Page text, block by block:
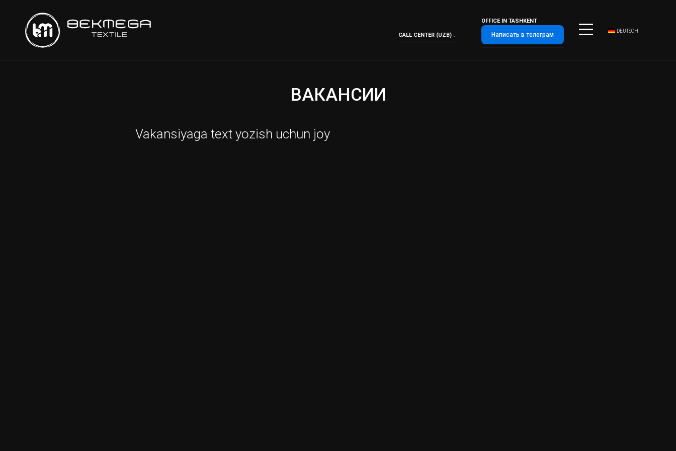
DEUTSCH
CALL CENTER (UZB) :
OFFICE IN TASHKENT
Написать в телеграм
ВАКАНСИИ
Vakansiyaga text yozish uchun joy